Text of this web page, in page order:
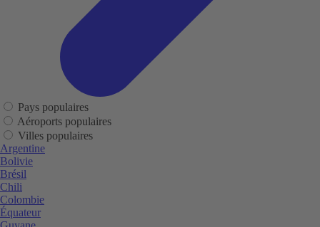
Pays populaires
Aéroports populaires
Villes populaires
Argentine
Bolivie
Brésil
Chili
Colombie
Équateur